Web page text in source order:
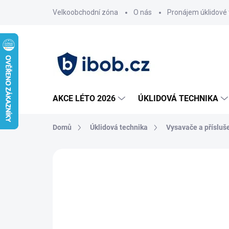
Velkoobchodní zóna O nás Pronájem
AKCE LÉTO 2026 ÚKLIDOVÁ TECHNIKA
Domů Úklidová technika Vysavače a